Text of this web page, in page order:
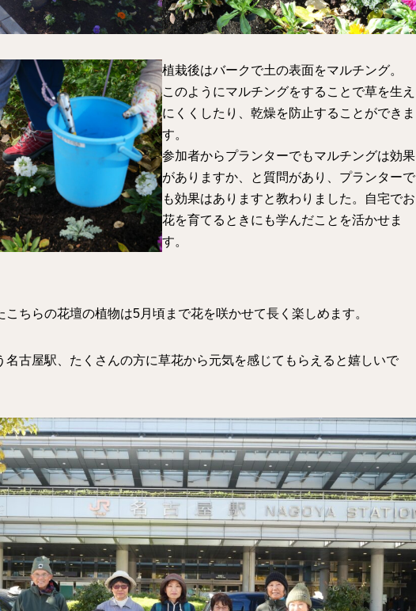
植栽後はバークで土の表面をマルチング。
このようにマルチングをすることで草を生え
にくくしたり、乾燥を防止することができま
す。
参加者からプランターでもマルチングは効果
がありますか、と質問があり、プランターで
も効果はありますと教わりました。自宅でお
花を育てるときにも学んだことを活かせま
す。
こちらの花壇の植物は5月頃まで花を咲かせて長く楽しめます。
名古屋駅、たくさんの方に草花から元気を感じてもらえると嬉しいで